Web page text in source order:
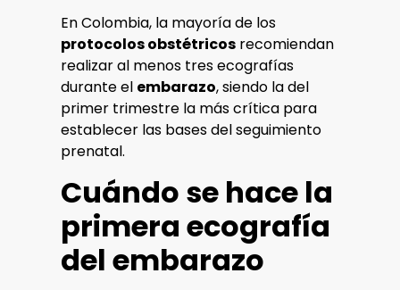
En Colombia, la mayoría de los
protocolos obstétricos recomiendan
realizar al menos tres ecografías
durante el embarazo, siendo la del
primer trimestre la más crítica para
establecer las bases del seguimiento
prenatal.
Cuándo se hace la
primera ecografía
del embarazo